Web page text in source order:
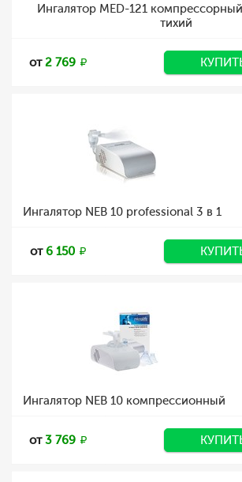
Ингалятор MED-121
тихий
от2 769
Ингалятор NEB 10 professional 3 в 1
от6 150
Ингалятор NEB 10 компрессионный
от3 769